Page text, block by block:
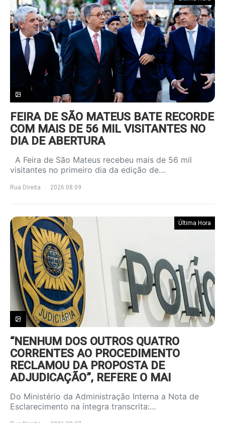
FEIRA DE SÃO MATEUS BATE RECORDE
COM MAIS DE 56 MIL VISITANTES NO
DIA DE ABERTURA
A Feira de São Mateus recebeu mais de 56 mil
visitantes no primeiro dia da edição de…
Rua Direita 2026.08.09
Última Hora
“NENHUM DOS OUTROS QUATRO
CORRENTES AO PROCEDIMENTO
RECLAMOU DA PROPOSTA DE
ADJUDICAÇÃO”, REFERE O MAI
Do Ministério da Administração Interna a Nota de
Esclarecimento na íntegra transcrita:…